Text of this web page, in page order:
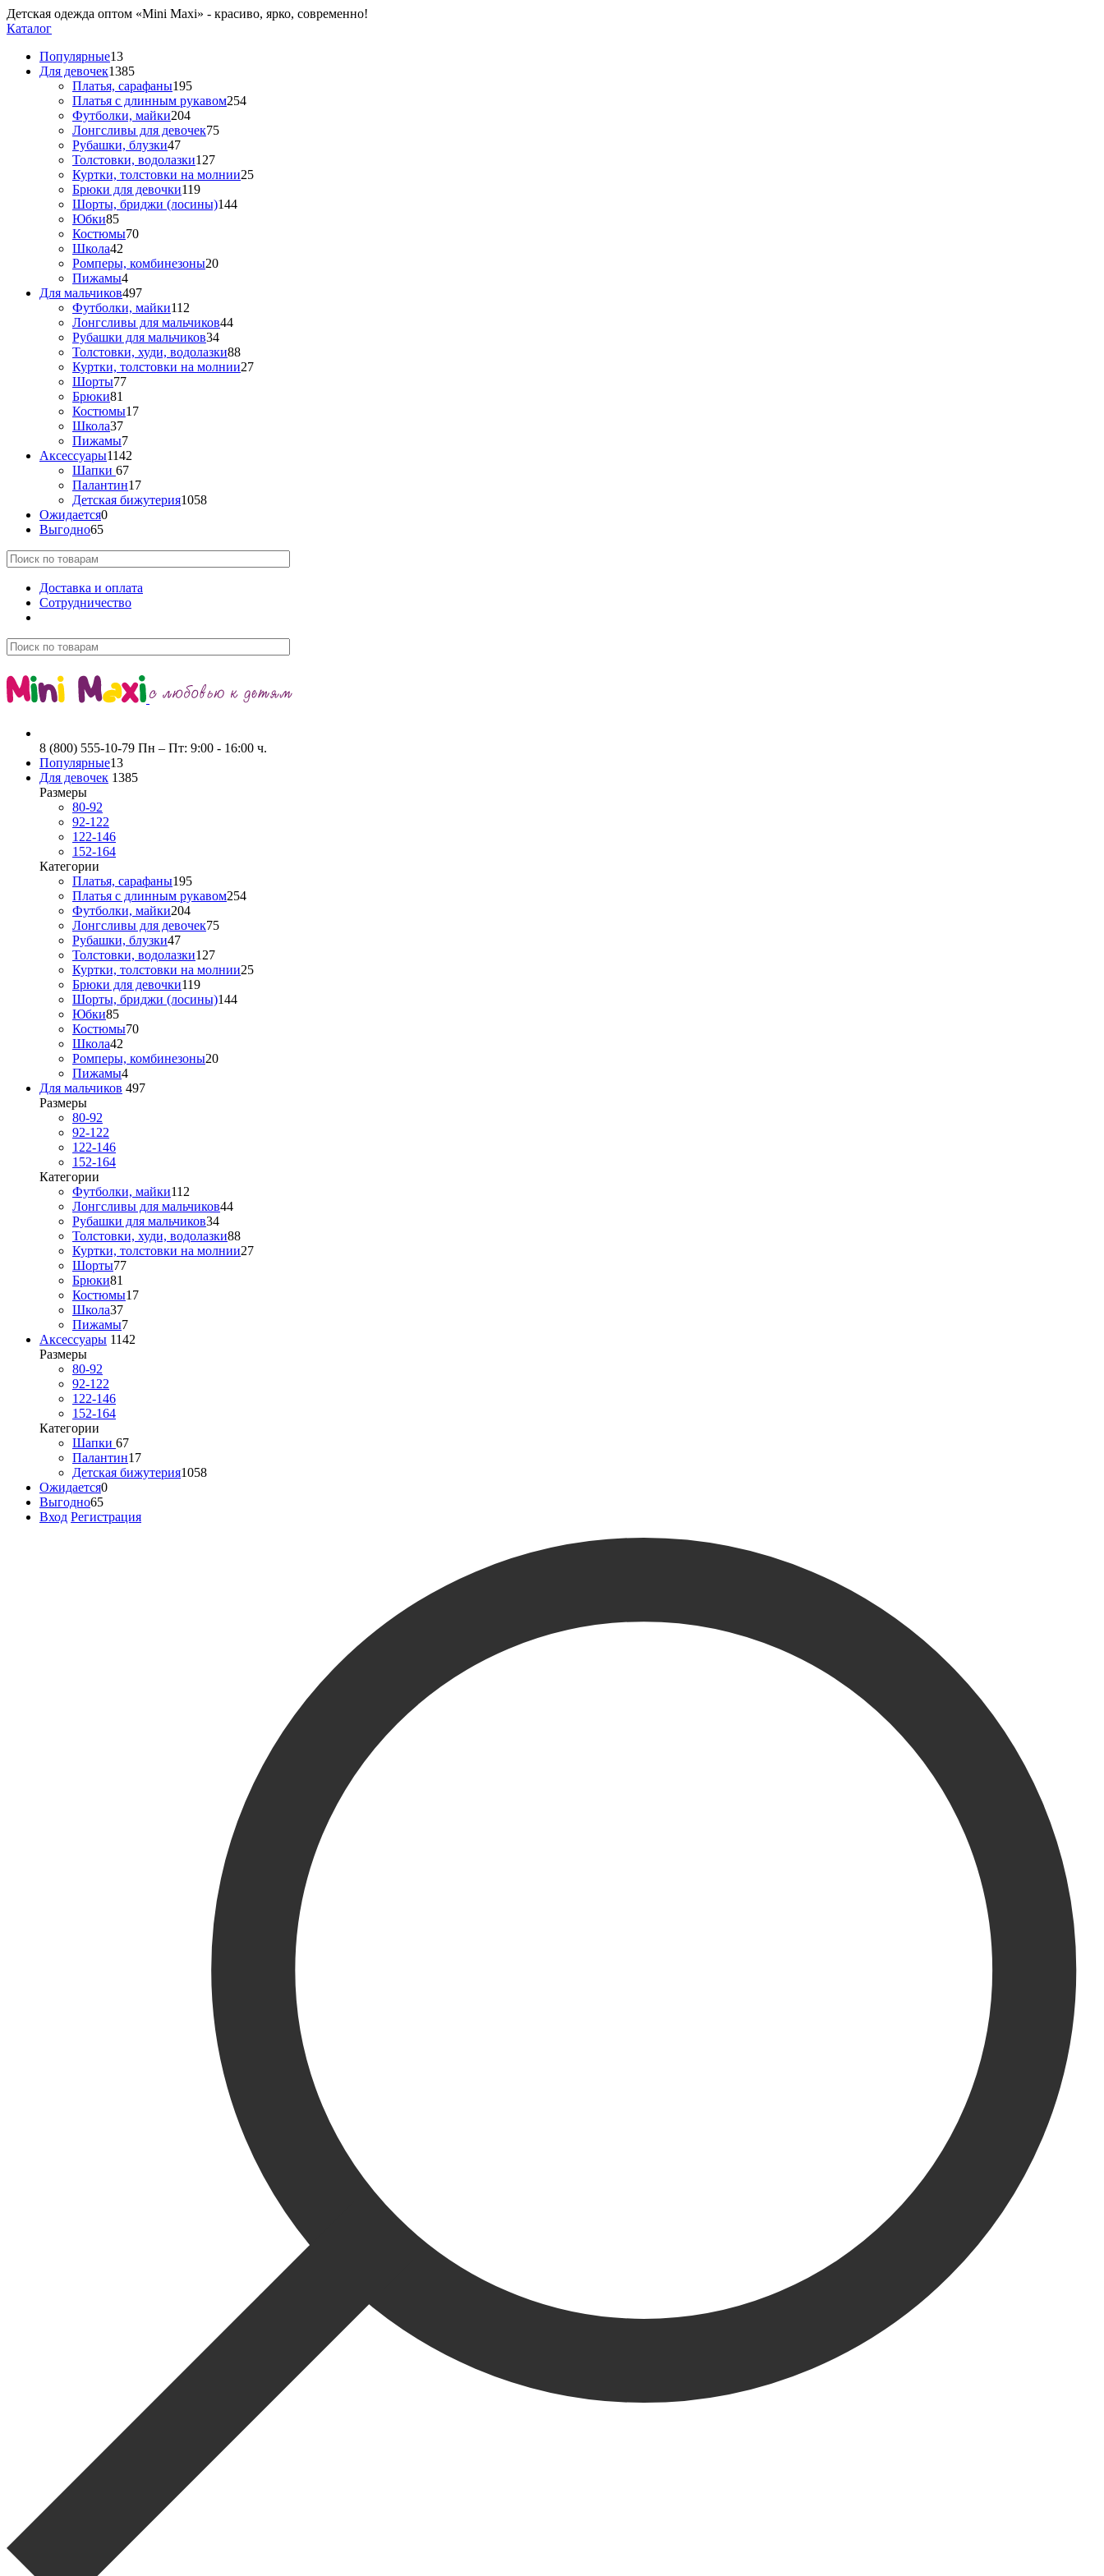
Детская одежда оптом «Mini Maxi» - красиво, ярко, современно!
Каталог
Популярные13
Для девочек1385
Платья, сарафаны195
Платья с длинным рукавом254
Футболки, майки204
Лонгсливы для девочек75
Рубашки, блузки47
Толстовки, водолазки127
Куртки, толстовки на молнии25
Брюки для девочки119
Шорты, бриджи (лосины)144
Юбки85
Костюмы70
Школа42
Ромперы, комбинезоны20
Пижамы4
Для мальчиков497
Футболки, майки112
Лонгсливы для мальчиков44
Рубашки для мальчиков34
Толстовки, худи, водолазки88
Куртки, толстовки на молнии27
Шорты77
Брюки81
Костюмы17
Школа37
Пижамы7
Аксессуары1142
Шапки 67
Палантин17
Детская бижутерия1058
Ожидается0
Выгодно65
Доставка и оплата
Сотрудничество
8 (800) 555-10-79 Пн – Пт: 9:00 - 16:00 ч.
Популярные13
Для девочек 1385
Размеры
80-92
92-122
122-146
152-164
Категории
Платья, сарафаны195
Платья с длинным рукавом254
Футболки, майки204
Лонгсливы для девочек75
Рубашки, блузки47
Толстовки, водолазки127
Куртки, толстовки на молнии25
Брюки для девочки119
Шорты, бриджи (лосины)144
Юбки85
Костюмы70
Школа42
Ромперы, комбинезоны20
Пижамы4
Для мальчиков 497
Размеры
80-92
92-122
122-146
152-164
Категории
Футболки, майки112
Лонгсливы для мальчиков44
Рубашки для мальчиков34
Толстовки, худи, водолазки88
Куртки, толстовки на молнии27
Шорты77
Брюки81
Костюмы17
Школа37
Пижамы7
Аксессуары 1142
Размеры
80-92
92-122
122-146
152-164
Категории
Шапки 67
Палантин17
Детская бижутерия1058
Ожидается0
Выгодно65
Вход Регистрация